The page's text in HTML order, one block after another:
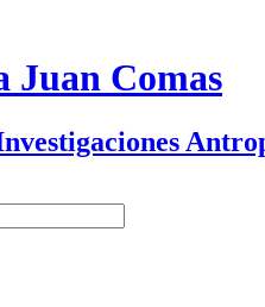
Juan Comas